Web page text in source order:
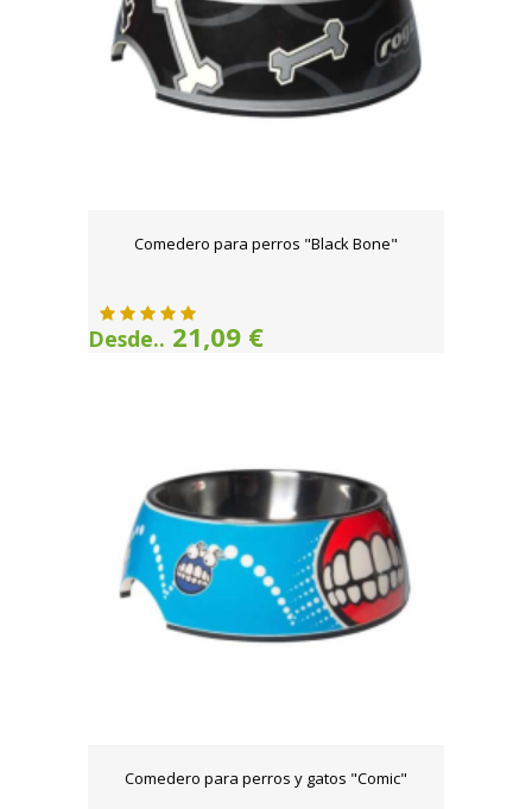
Comedero para perros "Black Bone"
Desde.. 21,09 €
Comedero para perros y gatos "Comic"